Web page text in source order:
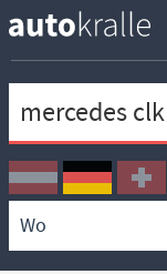
Ortssuche
Umkreissuche
Typsuche